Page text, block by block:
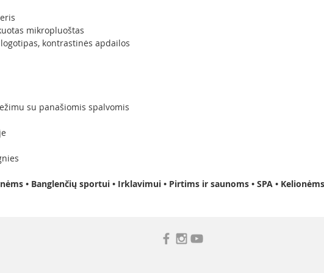
mikropluoštas
kontrastinės apdailos
su panašiomis spalvomis
• Banglenčių sportui • Irklavimui • Pirtims ir saunoms • SPA • Kelionėms